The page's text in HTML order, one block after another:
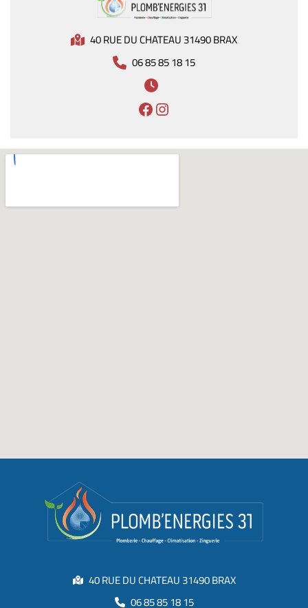
40 RUE DU CHATEAU 31490 BRAX
06 85 85 18 15
https://
Instagram
40 RUE DU CHATEAU 31490 BRAX
06 85 85 18 15